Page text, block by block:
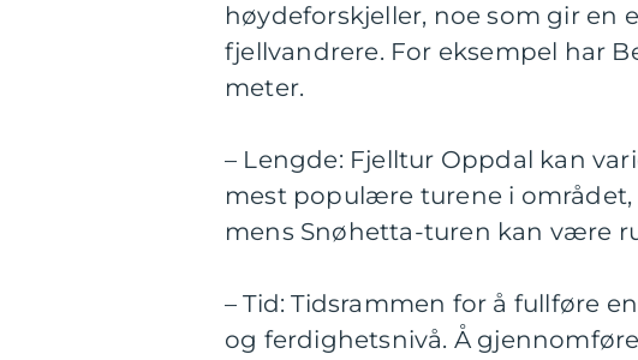
høydeforskjeller, noe som gir en
fjellvandrere. For eksempel har
meter.
– Lengde: Fjelltur Oppdal kan
mest populære turene i
mens Snøhetta-turen kan være
– Tid: Tidsrammen for å fullføre
og ferdighetsnivå. Å